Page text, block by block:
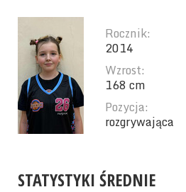
Rocznik:
2014
Wzrost:
168 cm
Pozycja:
rozgrywająca
STATYSTYKI ŚREDNIE